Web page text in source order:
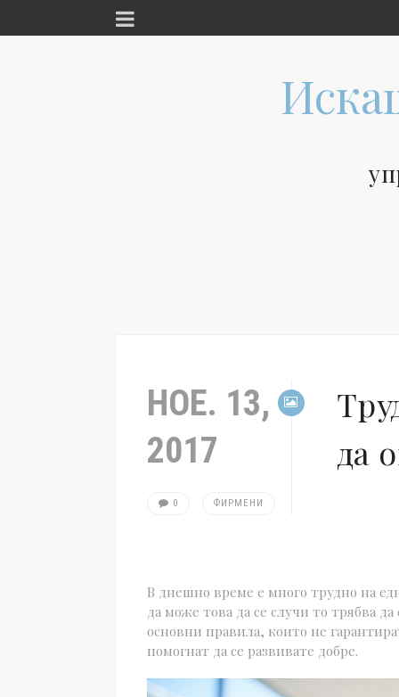
НОЕ. 13,
2017
0 ФИРМЕНИ
да
В днешно време е много трудно на
да може това да се случи то трябва
основни правила, които не
помогнат да се развивате добре.